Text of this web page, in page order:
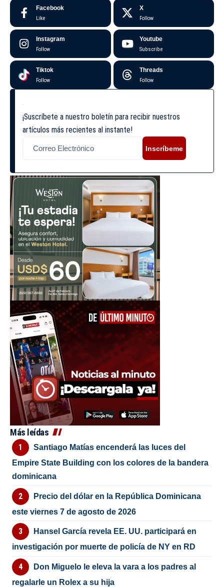
Facebook
Like
X
Follow
Instagram
Follow
Youtube
Subscribe
Tiktok
Follow
Threads
Follow
¡Suscríbete a nuestro boletín para recibir nuestros
artículos más recientes al instante!
Inscríbeme
Más leídas
Santiago Matías encenderá las luces del
Empire State Building con los colores de la bandera
dominicana
Precio del dólar en la República Dominicana
este viernes 7 de agosto de 2026
Hansel García revela EE. UU. participará en
investigación por muerte de policía de NY en RD
Don Miguelo le eleva la vara a los padres al
regalarle un Rolex a su hija